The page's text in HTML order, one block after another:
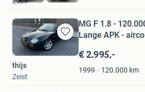
Bewaren
in
Favorieten
MG F 1.8 - 120.000 km - 1e eigenaar -
Lange APK - airco
€ 2.995,-
1999 120.000 km
thijs
Zeist